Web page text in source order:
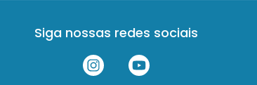
Siga nossas redes sociais